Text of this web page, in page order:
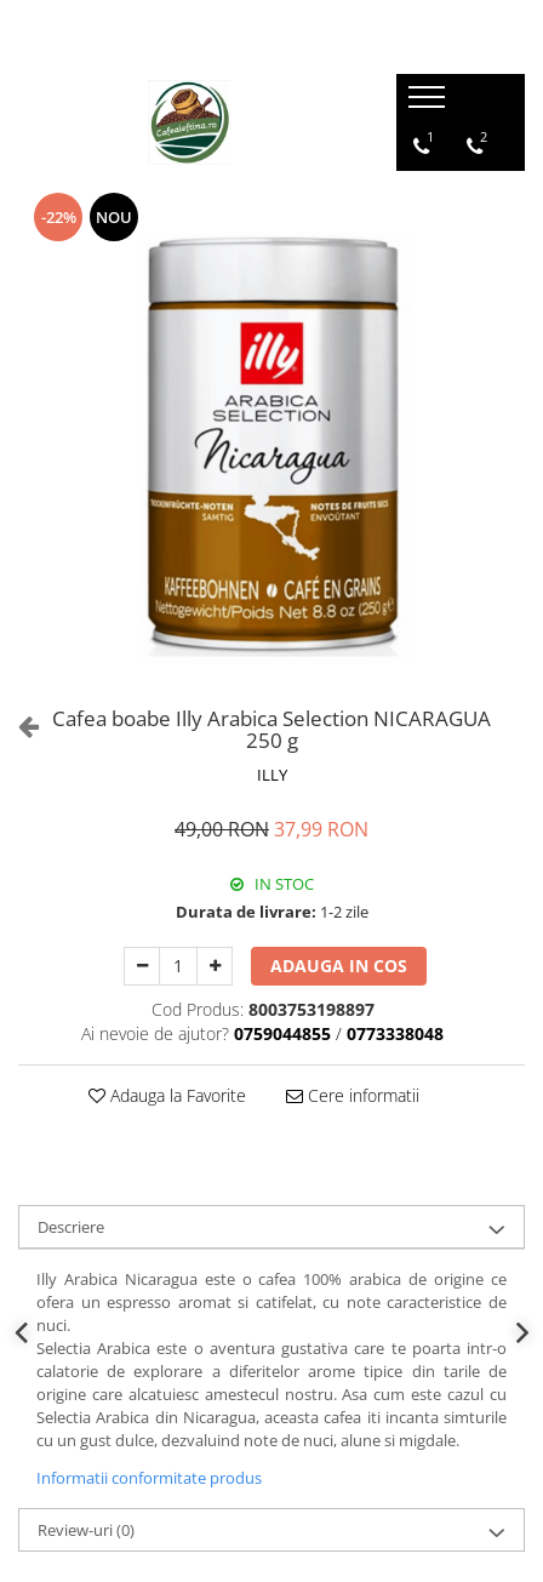
1 2
-22% NOU
Cafea boabe Illy Arabica Selection NICARAGUA
250 g
ILLY
49,00 RON37,99 RON
IN STOC
Durata de livrare: 1-2 zile
ADAUGA IN COS
Cod Produs: 8003753198897
Ai nevoie de ajutor? 0759044855 / 0773338048
Adauga la Favorite Cere informatii
Descriere
Illy Arabica Nicaragua este o cafea 100% arabica de origine ce
ofera un espresso aromat si catifelat, cu note caracteristice de
nuci.
Selectia Arabica este o aventura gustativa care te poarta intr-o
calatorie de explorare a diferitelor arome tipice din tarile de
origine care alcatuiesc amestecul nostru. Asa cum este cazul cu
Selectia Arabica din Nicaragua, aceasta cafea iti incanta simturile
cu un gust dulce, dezvaluind note de nuci, alune si migdale.
Informatii conformitate produs
Review-uri(0)